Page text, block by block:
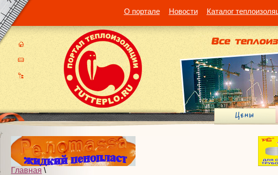
О портале Новости Каталог
Главная \